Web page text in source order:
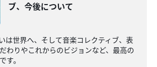
ブ、今後について
は世界へ、そして音楽コレクティブ、表
わりやこれからのビジョンなど、最高の
す。